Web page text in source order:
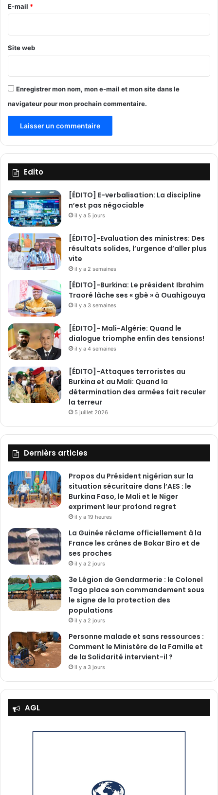
s
o
r
c
e
i
n
o
n
u
e
a
i
e
g
é
é
r
l
e
E-mail *
Site web
Enregistrer mon nom, mon e-mail et mon site dans le
navigateur pour mon prochain commentaire.
Edito
[ÉDITO] E-verbalisation: La discipline
n’est pas négociable
il y a 5 jours
[ÉDITO]-Evaluation des ministres: Des
résultats solides, l’urgence d’aller plus
vite
il y a 2 semaines
[ÉDITO]-Burkina: Le président Ibrahim
Traoré lâche ses « gbè » à Ouahigouya
il y a 3 semaines
[ÉDITO]- Mali-Algérie: Quand le
dialogue triomphe enfin des tensions!
il y a 4 semaines
[ÉDITO]-Attaques terroristes au
Burkina et au Mali: Quand la
détermination des armées fait reculer
la terreur
5 juillet 2026
Dernièrs articles
Propos du Président nigérian sur la
situation sécuritaire dans l’AES : le
Burkina Faso, le Mali et le Niger
expriment leur profond regret
il y a 19 heures
La Guinée réclame officiellement à la
France les crânes de Bokar Biro et de
ses proches
il y a 2 jours
3e Légion de Gendarmerie : le Colonel
Tago place son commandement sous
le signe de la protection des
populations
il y a 2 jours
Personne malade et sans ressources :
Comment le Ministère de la Famille et
de la Solidarité intervient-il ?
il y a 3 jours
AGL